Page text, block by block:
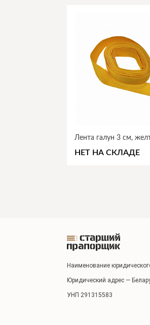
Лента галун 3 см,
НЕТ НА СКЛАДЕ
Наименование
Юридический адрес —
УНП 291315583